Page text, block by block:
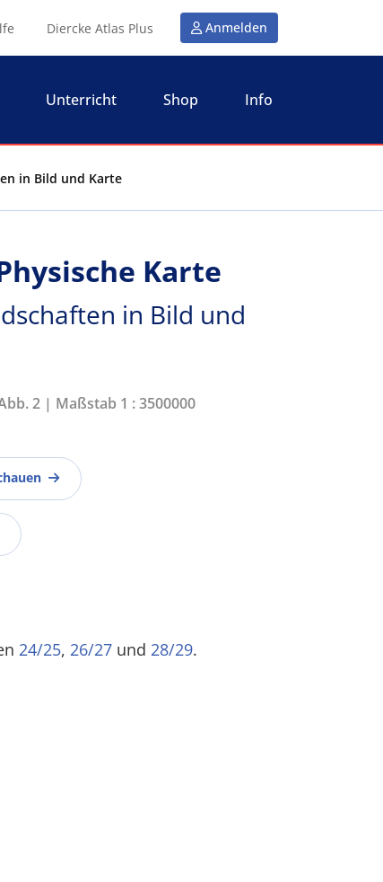
Diercke Atlas Plus Anmelden
Unterricht Shop Info
in Bild und Karte
Karte
in Bild und
2 | Maßstab 1 : 3500000
24/25, 26/27 und 28/29.